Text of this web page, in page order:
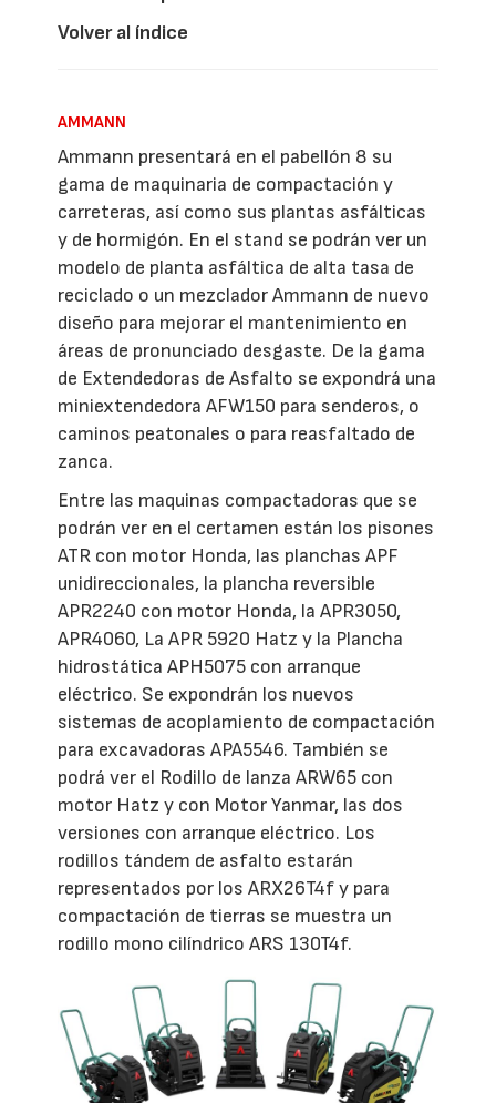
Volver al índice
AMMANN
Ammann presentará en el pabellón 8 su
gama de maquinaria de compactación y
carreteras, así como sus plantas asfálticas
y de hormigón. En el stand se podrán ver un
modelo de planta asfáltica de alta tasa de
reciclado o un mezclador Ammann de nuevo
diseño para mejorar el mantenimiento en
áreas de pronunciado desgaste. De la gama
de Extendedoras de Asfalto se expondrá una
miniextendedora AFW150 para senderos, o
caminos peatonales o para reasfaltado de
zanca.
Entre las maquinas compactadoras que se
podrán ver en el certamen están los pisones
ATR con motor Honda, las planchas APF
unidireccionales, la plancha reversible
APR2240 con motor Honda, la APR3050,
APR4060, La APR 5920 Hatz y la Plancha
hidrostática APH5075 con arranque
eléctrico. Se expondrán los nuevos
sistemas de acoplamiento de compactación
para excavadoras APA5546. También se
podrá ver el Rodillo de lanza ARW65 con
motor Hatz y con Motor Yanmar, las dos
versiones con arranque eléctrico. Los
rodillos tándem de asfalto estarán
representados por los ARX26T4f y para
compactación de tierras se muestra un
rodillo mono cilíndrico ARS 130T4f.